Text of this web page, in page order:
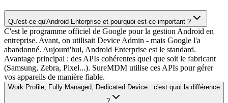
Qu'est-ce qu'Android Enterprise et pourquoi est-ce important ?
C'est le programme officiel de Google pour la gestion Android en
entreprise. Avant, on utilisait Device Admin - mais Google l'a
abandonné. Aujourd'hui, Android Enterprise est le standard.
Avantage principal : des APIs cohérentes quel que soit le fabricant
(Samsung, Zebra, Pixel...). SureMDM utilise ces APIs pour gérer
vos appareils de manière fiable.
Work Profile, Fully Managed, Dedicated Device : c'est quoi la différence
?